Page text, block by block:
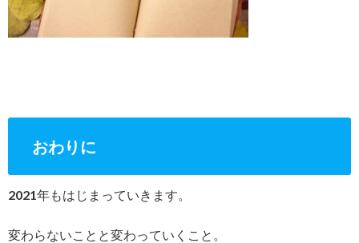
おわりに
2021年もはじまっていきます。
変わらないことと変わっていくこと。